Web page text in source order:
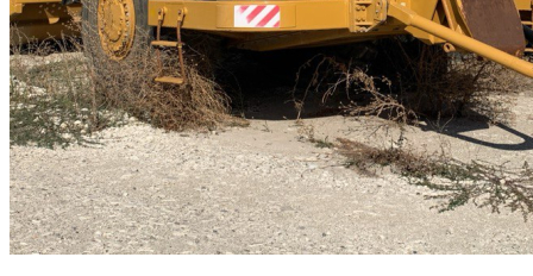
сложные
задачи
инвестиционные
технологии
бизнеса